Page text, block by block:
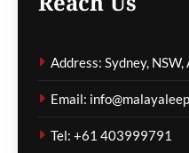
Reach Us
Address: Sydney,
Email:
Tel: +61 403999791